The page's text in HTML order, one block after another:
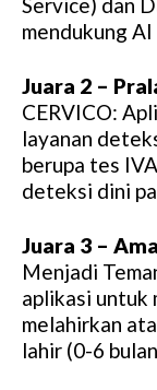
mendukung
Juara 2 –
CERVICO:
layanan
berupa tes
deteksi dini
Juara 3 –
Menjadi
aplikasi untuk
melahirkan
lahir (0-6